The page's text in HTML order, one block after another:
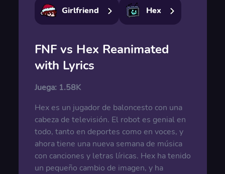
Girlfriend Hex
FNF vs Hex Reanimated
with Lyrics
Juega: 1.58K
Hex es un jugador de baloncesto con una
cabeza de televisión. El robot es genial en
todo, tanto en deportes como en voces, y
ahora tiene una nueva semana de música
con canciones y letras líricas. Hex ha tenido
un pequeño cambio de imagen, y ha